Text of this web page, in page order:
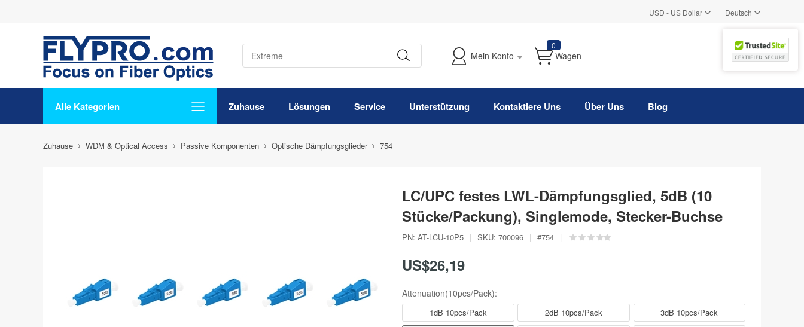
USD - US Dollar | Deutsch
Mein Konto
0
Wagen
Alle Kategorien Zuhause Lösungen Service Unterstützung Kontaktiere Uns Über Uns Blog
Zuhause WDM & Optical Access Passive Komponenten Optische Dämpfungsglieder 754
LC/UPC festes LWL-Dämpfungsglied, 5dB (10
Stücke/Packung), Singlemode, Stecker-Buchse
PN: AT-LCU-10P5 | SKU: 700096 | #754 |
US$26,19
Attenuation(10pcs/Pack):
1dB 10pcs/Pack 2dB 10pcs/Pack
3dB 10pcs/Pack